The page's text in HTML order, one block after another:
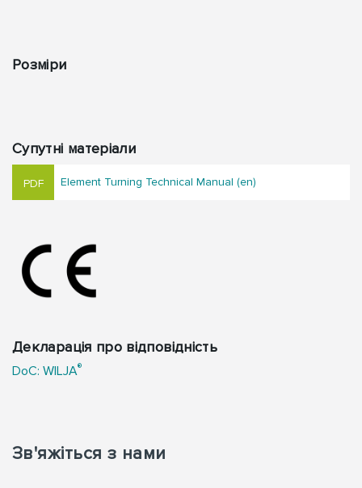
Розміри
Супутні матеріали
Element Turning Technical Manual (en)
Декларація про відповідність
DoC: WILJA®
Зв'яжіться з нами